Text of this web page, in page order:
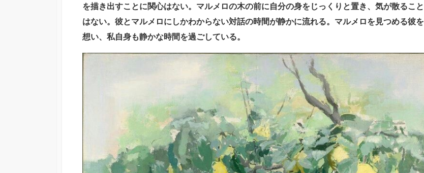
を描き出すことに関心はない。マルメロの木の前に自分の身をじっくりと置き、気が散ること
はない。彼とマルメロにしかわからない対話の時間が静かに流れる。マルメロを見つめる彼を
想い、私自身も静かな時間を過ごしている。